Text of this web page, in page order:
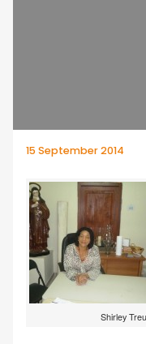
15 September 2014
Shirley